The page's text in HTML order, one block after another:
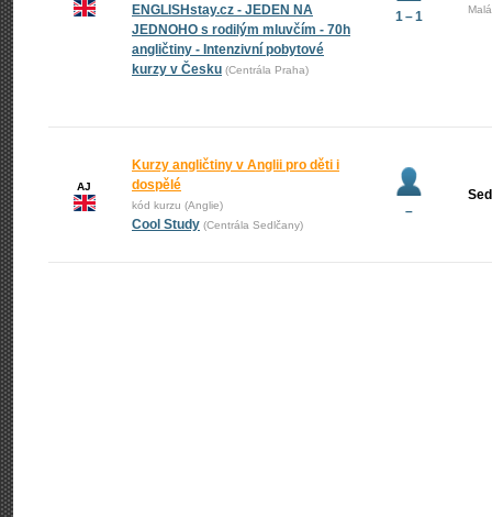
ENGLISHstay.cz - JEDEN NA
JEDNOHO s rodilým mluvčím - 70h
angličtiny - Intenzivní pobytové
kurzy v Česku (Centrála Praha)
1 – 1
AJ
Kurzy angličtiny v Anglii pro děti i
dospělé
kód kurzu (Anglie)
Cool Study (Centrála Sedlčany)
–